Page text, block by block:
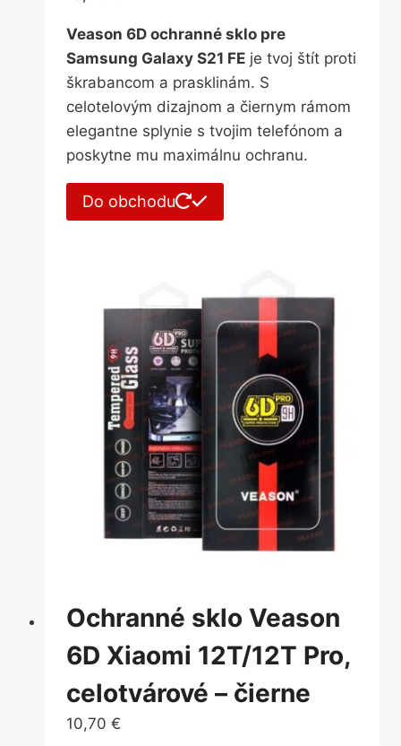
Veason 6D ochranné sklo pre
Samsung Galaxy S21 FEje tvoj štít proti
škrabancom a prasklinám. S
celotelovým dizajnom a čiernym rámom
elegantne splynie s tvojim telefónom a
poskytne mu maximálnu ochranu.
Do obchodu
Ochranné sklo Veason
6D Xiaomi 12T/12T Pro,
celotvárové – čierne
10,70 €